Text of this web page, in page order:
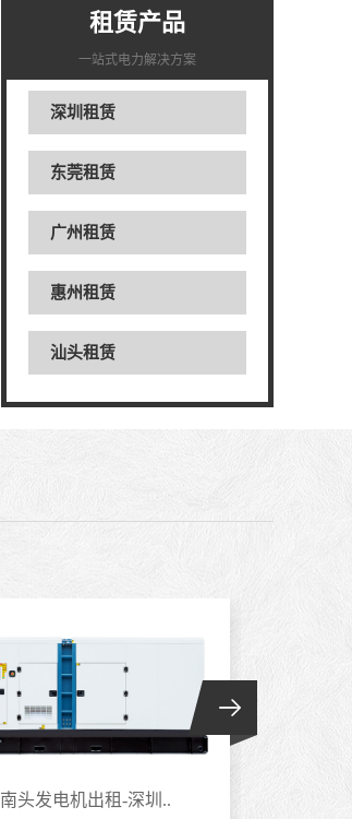
租赁产品
一站式电力解决方案
深圳租赁
东莞租赁
广州租赁
惠州租赁
汕头租赁
南头发电机出租-深圳..